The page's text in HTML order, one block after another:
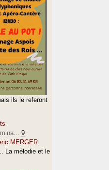
ils le referont
9
MERGER
La mélodie et le